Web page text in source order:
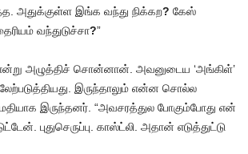
அதுக்குள்ள இங்க வந்து நிக்கற? கேஸ்
வந்துடுச்சா?”
அழுத்திச் சொன்னான். அவனுடைய ‘அங்கிள்’
இருந்தாலும் என்ன சொல்ல
இருந்தனர். “அவசரத்துல போகும்போது என்
புதுசெருப்பு. காஸ்ட்லி. அதான் எடுத்துட்டு